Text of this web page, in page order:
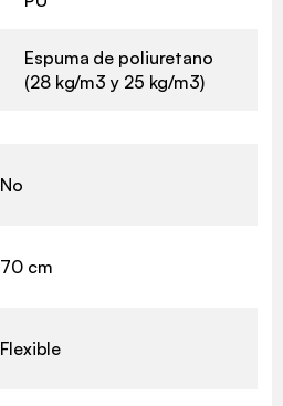
Espuma de poliuretano
(28 kg/m3 y 25 kg/m3)
No
70 cm
Flexible